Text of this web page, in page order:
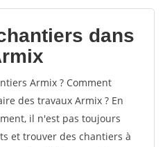
dans
Armix ? Comment
des travaux Armix ? En
il n'est pas toujours
et trouver des chantiers à